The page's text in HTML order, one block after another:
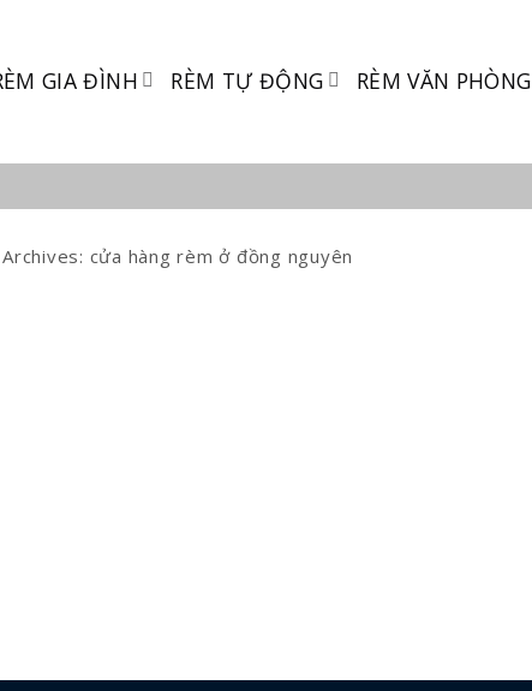
GIA ĐÌNH RÈM TỰ ĐỘNG RÈM VĂN PHÒNG
cửa hàng rèm ở đồng nguyên